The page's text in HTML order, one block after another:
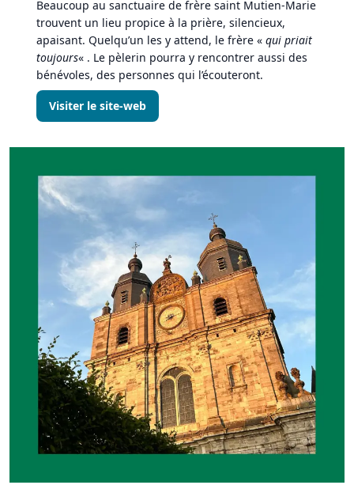
Beaucoup au sanctuaire de frère saint Mutien-Marie
trouvent un lieu propice à la prière, silencieux,
apaisant. Quelqu’un les y attend, le frère « qui priait
toujours« . Le pèlerin pourra y rencontrer aussi des
bénévoles, des personnes qui l’écouteront.
Visiter le site-web